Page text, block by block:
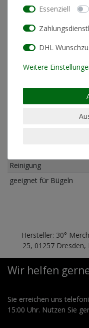
Künstlerinformationen
Reinigung
geeignet für Bügeln
Hersteller: 30°
25, 01257 Dresden,
Wir helfen
Sie erreichen uns
15:00 Uhr. Nutzen Sie
Essenziell
DHL
Weitere